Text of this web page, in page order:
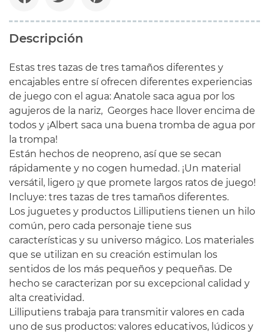
Descripción
Estas tres tazas de tres tamaños diferentes y
encajables entre sí ofrecen diferentes experiencias
de juego con el agua: Anatole saca agua por los
agujeros de la nariz, Georges hace llover encima de
todos y ¡Albert saca una buena tromba de agua por
la trompa!
Están hechos de neopreno, así que se secan
rápidamente y no cogen humedad. ¡Un material
versátil, ligero ¡y que promete largos ratos de juego!
Incluye: tres tazas de tres tamaños diferentes.
Los juguetes y productos Lilliputiens tienen un hilo
común, pero cada personaje tiene sus
características y su universo mágico. Los materiales
que se utilizan en su creación estimulan los
sentidos de los más pequeños y pequeñas. De
hecho se caracterizan por su excepcional calidad y
alta creatividad.
Lilliputiens trabaja para transmitir valores en cada
uno de sus productos: valores educativos, lúdicos y